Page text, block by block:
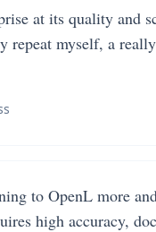
at its quality and
repeat myself, a
to OpenL more
high accuracy,